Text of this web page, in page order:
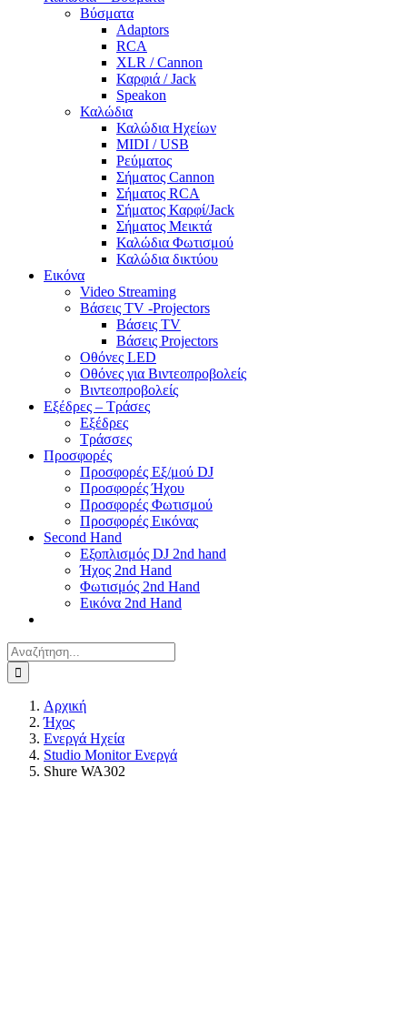
Βύσματα
Adaptors
RCA
XLR / Cannon
Καρφιά / Jack
Speakon
Καλώδια
Καλώδια Ηχείων
MIDI / USB
Ρεύματος
Σήματος Cannon
Σήματος RCA
Σήματος Καρφί/Jack
Σήματος Μεικτά
Καλώδια Φωτισμού
Καλώδια δικτύου
Εικόνα
Video Streaming
Βάσεις TV -Projectors
Βάσεις TV
Βάσεις Projectors
Οθόνες LED
Οθόνες για Βιντεοπροβολείς
Βιντεοπροβολείς
Εξέδρες – Τράσες
Εξέδρες
Τράσσες
Προσφορές
Προσφορές Εξ/μού DJ
Προσφορές Ήχου
Προσφορές Φωτισμού
Προσφορές Εικόνας
Second Hand
Εξοπλισμός DJ 2nd hand
Ήχος 2nd Hand
Φωτισμός 2nd Hand
Εικόνα 2nd Hand
Αναζήτηση
για:
Αρχική
Ήχος
Ενεργά Ηχεία
Studio Monitor Ενεργά
Shure WA302